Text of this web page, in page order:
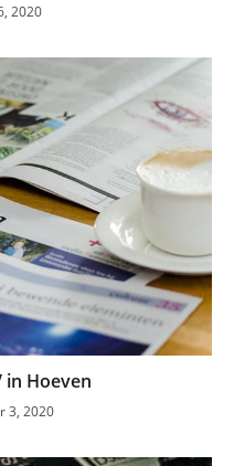
2020
in Hoeven
3, 2020